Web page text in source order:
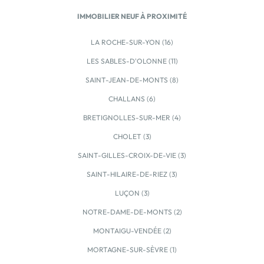
demande. * En partenariat avec un constructeur.
programme immobilier neuf >>
IMMOBILIER NEUF À PROXIMITÉ
LA ROCHE-SUR-YON (16)
LES SABLES-D'OLONNE (11)
SAINT-JEAN-DE-MONTS (8)
CHALLANS (6)
BRETIGNOLLES-SUR-MER (4)
CHOLET (3)
SAINT-GILLES-CROIX-DE-VIE (3)
SAINT-HILAIRE-DE-RIEZ (3)
LUÇON (3)
NOTRE-DAME-DE-MONTS (2)
MONTAIGU-VENDÉE (2)
MORTAGNE-SUR-SÈVRE (1)